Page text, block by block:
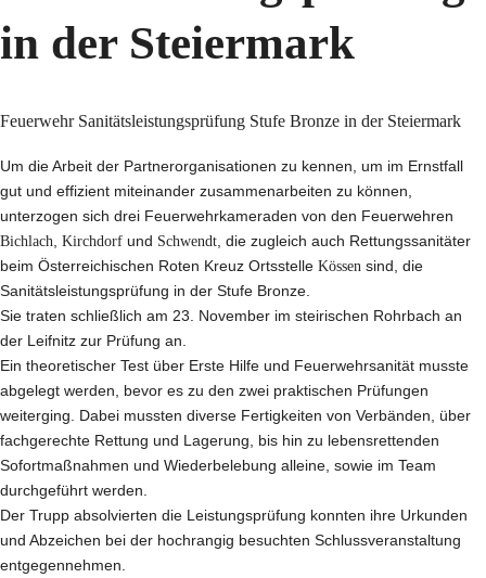
in der Steiermark
Feuerwehr Sanitätsleistungsprüfung Stufe Bronze in der Steiermark
Um die Arbeit der Partnerorganisationen zu kennen, um im Ernstfall
gut und effizient miteinander zusammenarbeiten zu können,
unterzogen sich drei Feuerwehrkameraden von den Feuerwehren
Bichlach Kirchdorf und Schwendt , die zugleich auch Rettungssanitäter
beim Österreichischen Roten Kreuz Ortsstelle Kössen sind, die
Sanitätsleistungsprüfung in der Stufe Bronze.
Sie traten schließlich am 23. November im steirischen Rohrbach an
der Leifnitz zur Prüfung an.
Ein theoretischer Test über Erste Hilfe und Feuerwehrsanität musste
abgelegt werden, bevor es zu den zwei praktischen Prüfungen
weiterging. Dabei mussten diverse Fertigkeiten von Verbänden, über
fachgerechte Rettung und Lagerung, bis hin zu lebensrettenden
Sofortmaßnahmen und Wiederbelebung alleine, sowie im Team
durchgeführt werden.
Der Trupp absolvierten die Leistungsprüfung konnten ihre Urkunden
und Abzeichen bei der hochrangig besuchten Schlussveranstaltung
entgegennehmen.